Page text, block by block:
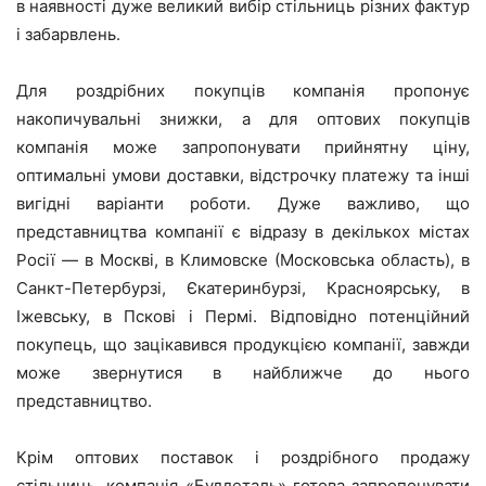
в наявності дуже великий вибір стільниць різних фактур
і забарвлень.
Для роздрібних покупців компанія пропонує
накопичувальні знижки, а для оптових покупців
компанія може запропонувати прийнятну ціну,
оптимальні умови доставки, відстрочку платежу та інші
вигідні варіанти роботи. Дуже важливо, що
представництва компанії є відразу в декількох містах
Росії — в Москві, в Климовске (Московська область), в
Санкт-Петербурзі, Єкатеринбурзі, Красноярську, в
Іжевську, в Пскові і Пермі. Відповідно потенційний
покупець, що зацікавився продукцією компанії, завжди
може звернутися в найближче до нього
представництво.
Крім оптових поставок і роздрібного продажу